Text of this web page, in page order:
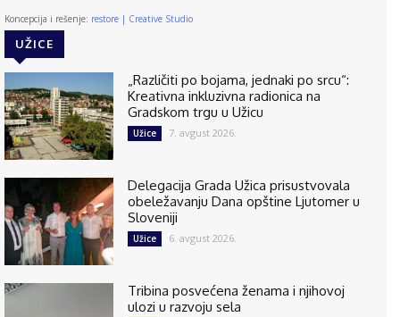
Koncepcija i rešenje: restore | Creative Studio
UŽICE
„Različiti po bojama, jednaki po srcu“:
Kreativna inkluzivna radionica na
Gradskom trgu u Užicu
Užice 7. avgust 2026.
Delegacija Grada Užica prisustvovala
obeležavanju Dana opštine Ljutomer u
Sloveniji
Užice 6. avgust 2026.
Tribina posvećena ženama i njihovoj
ulozi u razvoju sela